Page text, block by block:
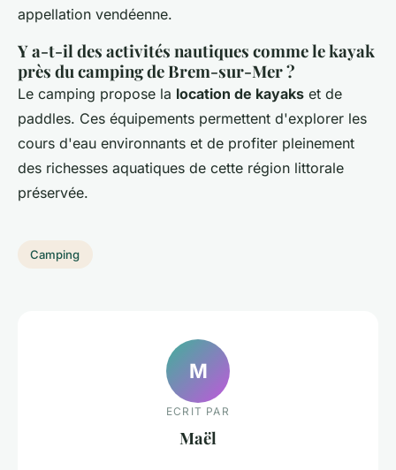
appellation vendéenne.
Y a-t-il des activités nautiques comme le kayak
près du camping de Brem-sur-Mer ?
Le camping propose la location de kayaks et de
paddles. Ces équipements permettent d'explorer les
cours d'eau environnants et de profiter pleinement
des richesses aquatiques de cette région littorale
préservée.
Camping
M
ECRIT PAR
Maël